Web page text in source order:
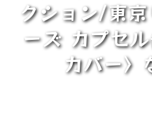
クション/東
ーズ カプセ
カバー